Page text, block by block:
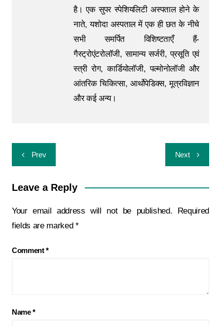
है। एक सुपर स्पेशियलिटी अस्पताल होने के
नाते, यशोदा अस्पताल में एक ही छत के नीचे
सभी समर्पित विशिष्टताएँ हैं-
गैस्ट्रोएंटरोलॉजी, सामान्य सर्जरी, प्रसूति एवं
स्त्री रोग, कार्डियोलॉजी, पल्मोनोलॉजी और
आंतरिक चिकित्सा, आर्थोपेडिक्स, मूत्रविज्ञान
और कई अन्य।
Prev Next
Leave a Reply
Your email address will not be published.
Required
fields are marked *
Comment*
Name*